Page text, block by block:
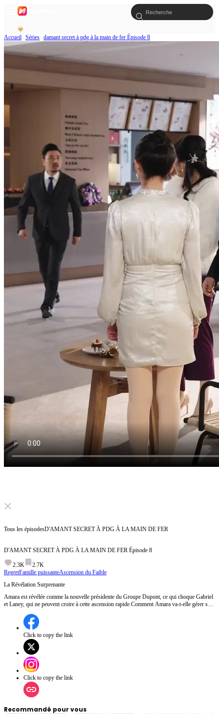
Accueil Séries damant secret à pdg à la main de fer Épisode 8
Click to unmute
pour faire arrêter notre présidente ?
Tous les épisodesD'AMANT SECRET À PDG À LA MAIN DE FER
D'AMANT SECRET À PDG À LA MAIN DE FER Épisode 8
2.3K
2.7K
RegretFamille puissanteAscension du Faible
La Révélation Surprenante
Amara est révélée comme la nouvelle présidente du Groupe Dupont, ce qui choque Gabriel
et Laney, qui ne peuvent croire à cette ascension rapide.Comment Amara va-t-elle gérer son
Click to copy the link
Click to copy the link
Recommandé pour vous